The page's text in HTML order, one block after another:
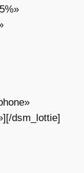
dsm_lottie]